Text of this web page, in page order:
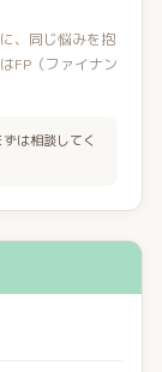
、同じ悩みを抱
FP（ファイナン
は相談してく